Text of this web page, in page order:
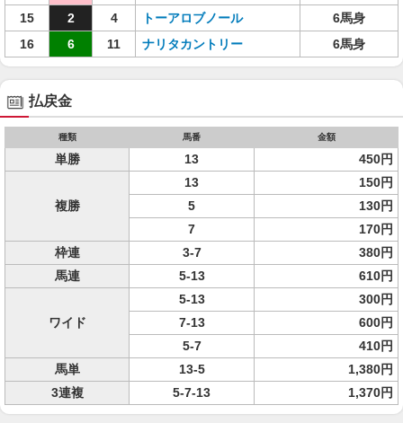
15
2 4 トーアロブノール
6馬身
16
6 11 ナリタカントリー 6馬身
払戻金
種類 馬番 金額
単勝 13 450円
複勝
13
150円
5
130円
7
170円
枠連
3-7
380円
馬連
5-13 610円
ワイド
5-13
300円
7-13
600円
5-7
410円
馬単
13-5
1,380円
3連複
5-7-13 1,370円